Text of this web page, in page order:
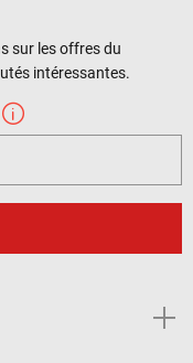
sur les offres du
intéressantes.